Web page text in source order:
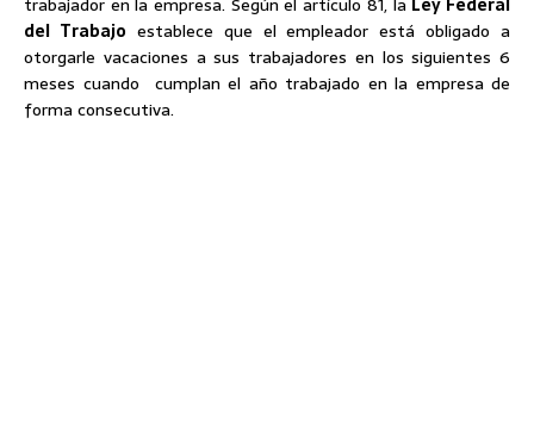
del Trabajo establece que el empleador está obligado a
otorgarle vacaciones a sus trabajadores en los siguientes 6
meses cuando cumplan el año trabajado en la empresa de
forma consecutiva.